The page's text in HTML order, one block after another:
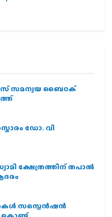
സമന്വയ ബൈഠക്
ഡോ. വി
ക്ഷേത്രത്തിന് തപാൽ
സസ്പെൻഷൻ